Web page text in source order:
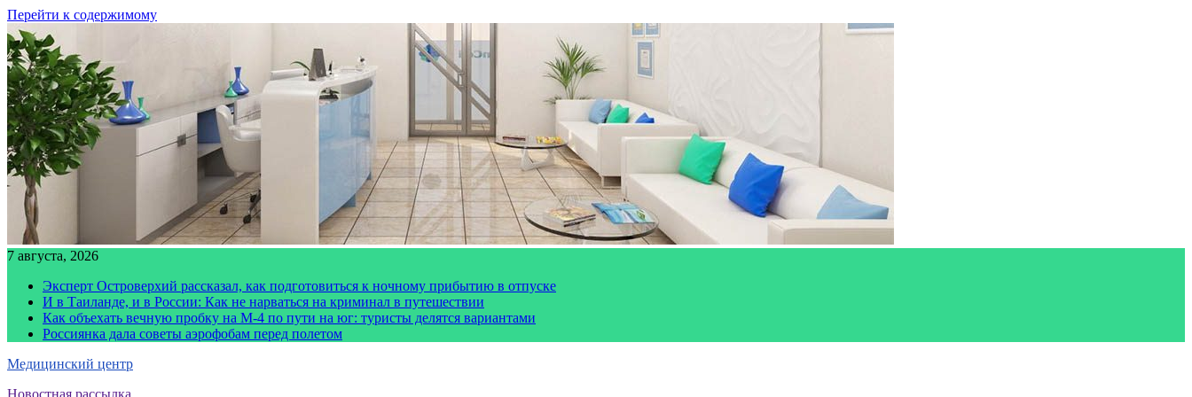
Перейти к содержимому
7 августа, 2026
Эксперт Островерхий рассказал, как подготовиться к ночному прибытию в отпуске
И в Таиланде, и в России: Как не нарваться на криминал в путешествии
Как объехать вечную пробку на М-4 по пути на юг: туристы делятся вариантами
Россиянка дала советы аэрофобам перед полетом
Медицинский центр
Новостная рассылка